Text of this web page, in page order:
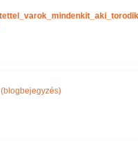
(blogbejegyzés)